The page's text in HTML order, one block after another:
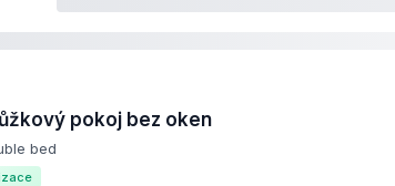
pokoj bez oken
bed